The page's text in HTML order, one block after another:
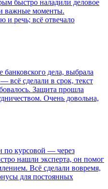
быстро наладили деловое
важные моменты.
и речь; всё отвечало
дела, выбрала
всё сделали в срок, текст
Защита прошла
Очень довольна,
по курсовой — через
нашли эксперта, он помог
Всё сделали вовремя,
для постоянных